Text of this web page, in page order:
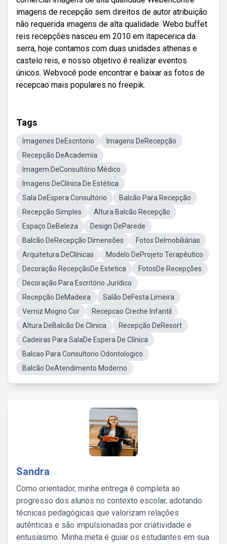
imagens de recepção sem direitos de autor atribuição
não requerida imagens de alta qualidade. Webo buffet
reis recepções nasceu em 2010 em itapecerica da
serra, hoje contamos com duas unidades athenas e
castelo reis, e nosso objetivo é realizar eventos
únicos. Webvocê pode encontrar e baixar as fotos de
recepcao mais populares no freepik.
Tags
Imagenes DeEscritorio
Imagens DeRecepção
Recepção DeAcademia
Imagem DeConsultório Médico
Imagens DeClínica De Estética
Sala DeEspera Consultório
Balcão Para Recepção
Recepção Simples
Altura Balcão Recepção
Espaço DeBeleza
Design DeParede
Balcão DeRecepção Dimensões
Fotos DeImobiliárias
Arquitetura DeClínicas
Modelo DeProjeto Terapêutico
Decoração RecepçãoDe Estetica
FotosDe Recepções
Decoração Para Escritório Jurídico
Recepção DeMadeira
Salão DeFesta Limeira
Verniz Mogno Cor
Recepcao Creche Infantil
Altura DeBalcão De Clinica
Recepção DeResort
Cadeiras Para SalaDe Espera De Clínica
Balcao Para Consultorio Odontologico
Balcão DeAtendimento Moderno
Sandra
Como orientador, minha entrega é completa ao
progresso dos alunos no contexto escolar, adotando
técnicas pedagógicas que valorizam relações
autênticas e são impulsionadas por criatividade e
entusiasmo. Minha meta é guiar os estudantes em sua